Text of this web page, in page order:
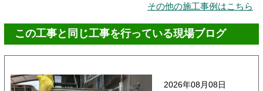
その他の施工事例はこちら
この工事と同じ工事を行っている現場ブログ
2026年08月08日